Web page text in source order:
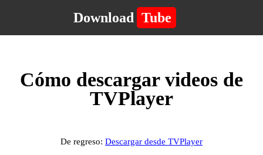
Download Tube
Cómo descargar videos de
TVPlayer
De regreso: Descargar desde TVPlayer